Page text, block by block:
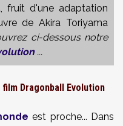
fruit d'une adaptation
de Akira Toriyama
ci-dessous notre
...
Dragonball Evolution
est proche... Dans